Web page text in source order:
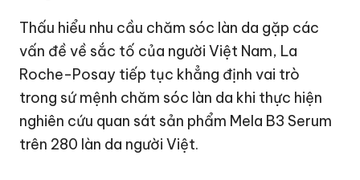
Thấu hiểu nhu cầu chăm sóc làn da gặp các
vấn đề về sắc tố của người Việt Nam, La
Roche-Posay tiếp tục khẳng định vai trò
trong sứ mệnh chăm sóc làn da khi thực hiện
nghiên cứu quan sát sản phẩm Mela B3 Serum
trên 280 làn da người Việt.